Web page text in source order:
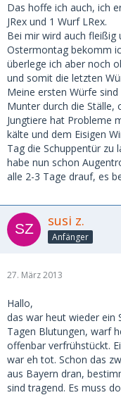
Das hoffe ich auch, ich
JRex und 1 Wurf LRex.
Bei mir wird auch fleißig
Ostermontag bekomm
überlege ich aber noch
und somit die letzten
Meine ersten Würfe
Munter durch die Ställe,
Jungtiere hat Probleme
kälte und dem Eisigen
Tag die Schuppentür zu
habe nun schon
alle 2-3 Tage drauf, es
susi z.
Anfänger
27. März 2013
Hallo,
das war heut wieder ein
Tagen Blutungen, warf
offenbar verfrühstückt.
war eh tot. Schon das
aus Bayern dran,
sind tragend. Es muss